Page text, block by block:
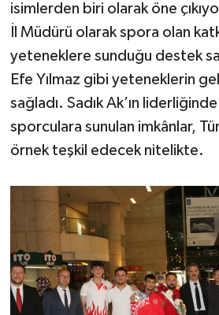
isimlerden biri olarak öne
İl Müdürü olarak spora olan
yeteneklere sunduğu destek
Efe Yılmaz gibi yeteneklerin
sağladı. Sadık Ak’ın
sporculara sunulan imkânlar,
örnek teşkil edecek nitelikte.